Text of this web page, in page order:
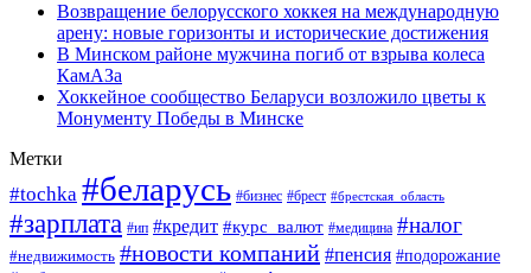
Возвращение белорусского хоккея на международную
арену: новые горизонты и исторические достижения
В Минском районе мужчина погиб от взрыва колеса
КамАЗа
Хоккейное сообщество Беларуси возложило цветы к
Монументу Победы в Минске
Метки
#tochka #беларусь #бизнес #брест #брестская_область
#зарплата #ип #кредит #курс_валют #медицина #налог
#недвижимость #новости компаний #пенсия #подорожание